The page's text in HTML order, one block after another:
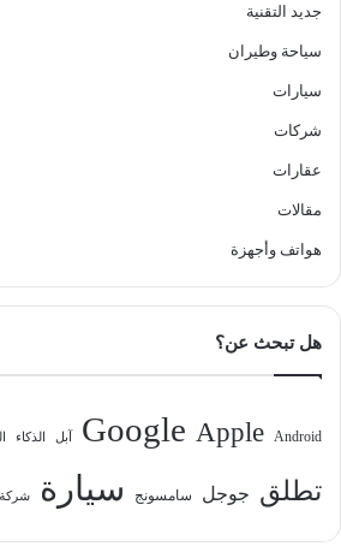
جديد التقنية
سياحة وطيران
سيارات
شركات
عقارات
مقالات
هواتف وأجهزة
هل تبحث عن؟
Android
Apple
Google آبل الذكاء
تطلق جوجل سامسونج سيارة شركة